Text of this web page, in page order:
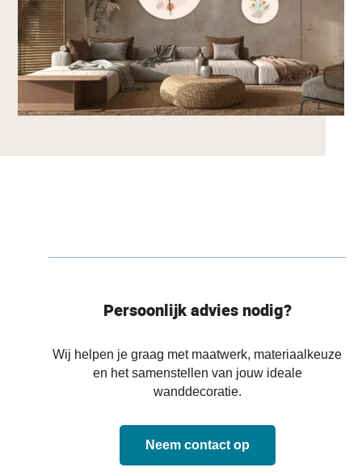
Persoonlijk advies nodig?
Wij helpen je graag met maatwerk, materiaalkeuze
en het samenstellen van jouw ideale
wanddecoratie.
Neem contact op